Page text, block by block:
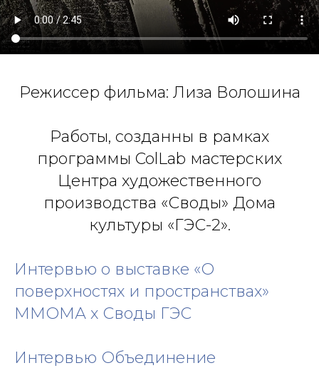
Режиссер фильма: Лиза Волошина
Работы, созданны в рамках
программы ColLab мастерских
Центра художественного
производства «Своды» Дома
культуры «ГЭС-2».
Интервью о выставке «О
поверхностях и пространствах»
ММОМА х Своды ГЭС
Интервью Объединение